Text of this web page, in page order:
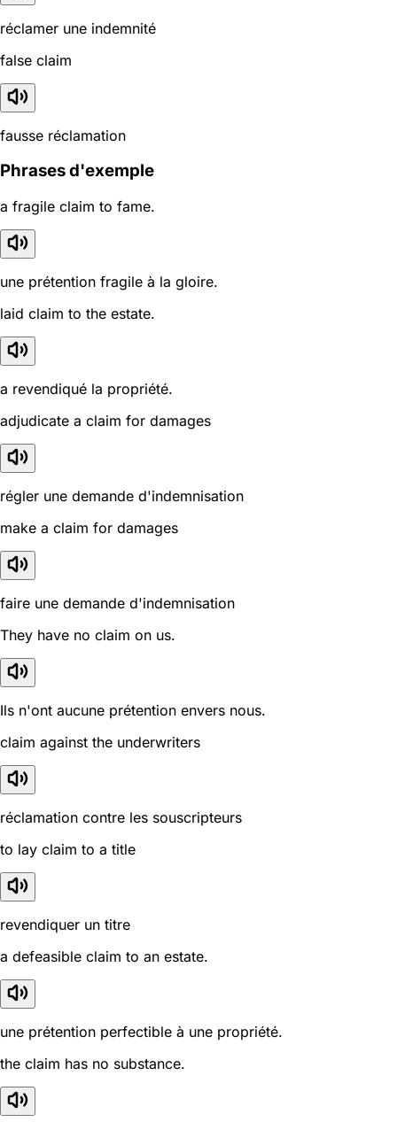
réclamer une indemnité
false claim
fausse réclamation
Phrases d'exemple
a fragile claim to fame.
une prétention fragile à la gloire.
laid claim to the estate.
a revendiqué la propriété.
adjudicate a claim for damages
régler une demande d'indemnisation
make a claim for damages
faire une demande d'indemnisation
They have no claim on us.
Ils n'ont aucune prétention envers nous.
claim against the underwriters
réclamation contre les souscripteurs
to lay claim to a title
revendiquer un titre
a defeasible claim to an estate.
une prétention perfectible à une propriété.
the claim has no substance.